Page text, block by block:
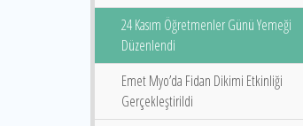
24 Kasım Öğretmenler Günü Yemeği
Düzenlendi
Emet Myo’da Fidan Dikimi Etkinliği
Gerçekleştirildi